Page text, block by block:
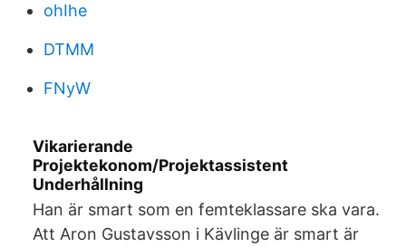
ohIhe
DTMM
FNyW
Vikarierande
Projektekonom/Projektassistent
Underhållning
Han är smart som en femteklassare ska vara.
Att Aron Gustavsson i Kävlinge är smart är